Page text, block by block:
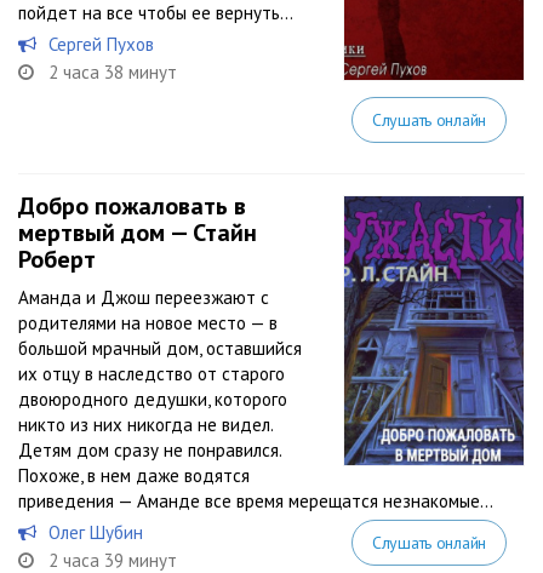
пойдет на все чтобы ее вернуть…
Сергей Пухов
2 часа 38 минут
Слушать онлайн
Добро пожаловать в
мертвый дом — Стайн
Роберт
Аманда и Джош переезжают с
родителями на новое место — в
большой мрачный дом, оставшийся
их отцу в наследство от старого
двоюродного дедушки, которого
никто из них никогда не видел.
Детям дом сразу не понравился.
Похоже, в нем даже водятся
приведения — Аманде все время мерещатся незнакомые...
Олег Шубин
2 часа 39 минут
Слушать онлайн